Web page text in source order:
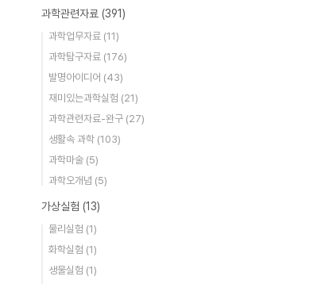
과학관련자료 (391)
과학업무자료 (11)
과학탐구자료 (176)
발명아이디어 (43)
재미있는과학실험 (21)
과학관련자료-완구 (27)
생활속 과학 (103)
과학마술 (5)
과학오개념 (5)
가상실험 (13)
물리실험 (1)
화학실험 (1)
생물실험 (1)